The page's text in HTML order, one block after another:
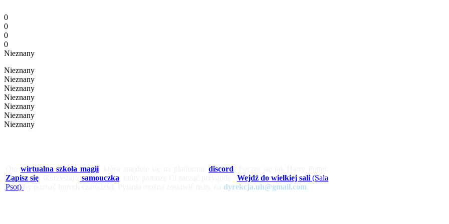
0
0
0
0
Nieznany
Nieznany
Nieznany
Nieznany
Nieznany
Nieznany
Nieznany
Nieznany
wirtualna szkoła magii , która znajduje się na platformiediscord
Zapisz się
samouczka Wejdź do wielkiej sali (Sala
Psot)
dyrekcja.uh@gmail.com